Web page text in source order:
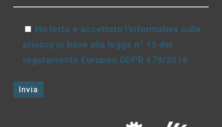
Ho letto e accettato l'informativa sulla
privacy in base alla legge n° 13 del
regolamento Europeo GDPR 679/2016